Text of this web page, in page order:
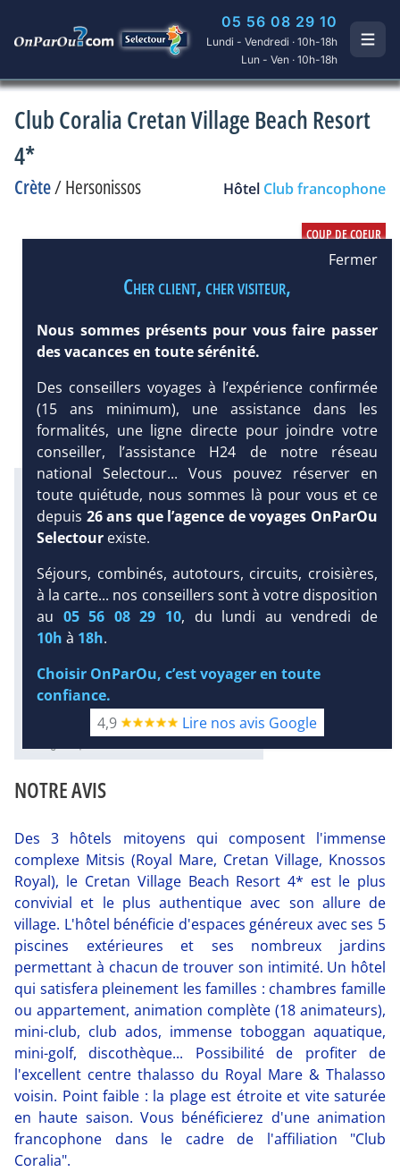
05 56 08 29 10
Lundi - Vendredi · 10h-18h
Lun - Ven · 10h-18h
Club Coralia Cretan Village Beach Resort
4*
Crète/Hersonissos Hôtel Club francophone
DEMANDE
D’INFORMATIONS
Infos météo :
26 °C
20 mm
23 °C
Infos plages :
Dist.Distance:
< 100 m
600 m
Équipement :
322
Tx : 63 % Tx
75 %
Infos golfs :
Distance depuis l'hôtel : 8.5 km
Plongée sous-marine :
Détails
Diaporama
NOTRE AVIS
Des 3 hôtels mitoyens qui composent l'immense
complexe Mitsis (Royal Mare, Cretan Village, Knossos
Royal), le Cretan Village Beach Resort 4* est le plus
convivial et le plus authentique avec son allure de
village. L'hôtel bénéficie d'espaces généreux avec ses 5
piscines extérieures et ses nombreux jardins
permettant à chacun de trouver son intimité. Un hôtel
qui satisfera pleinement les familles : chambres famille
ou appartement, animation complète (18 animateurs),
mini-club, club ados, immense toboggan aquatique,
mini-golf, discothèque... Possibilité de profiter de
l'excellent centre thalasso du Royal Mare & Thalasso
voisin. Point faible : la plage est étroite et vite saturée
en haute saison. Vous bénéficierez d'une animation
francophone dans le cadre de l'affiliation "Club
Coralia".
Fermer
Cher client, cher visiteur,
Nous sommes présents pour vous faire passer
des vacances en toute sérénité.
Des conseillers voyages à l’expérience confirmée
(15 ans minimum), une assistance dans les
formalités, une ligne directe pour joindre votre
conseiller, l’assistance H24 de notre réseau
national Selectour... Vous pouvez réserver en
toute quiétude, nous sommes là pour vous et ce
depuis 26 ans que l’agence de voyages OnParOu
Selectour existe.
Séjours, combinés, autotours, circuits, croisières,
à la carte... nos conseillers sont à votre disposition
au 05 56 08 29 10, du lundi au vendredi de
10h à 18h.
Choisir OnParOu, c’est voyager en toute
confiance.
4,9
Lire nos avis Google